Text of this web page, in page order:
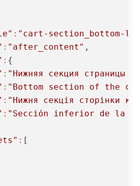
: "cart-section_bottom-
: "after_content" ,
: {
: "Нижняя секция страницы
: "Bottom section of the
: "Нижня секція сторінки
: "Sección inferior de la
: [